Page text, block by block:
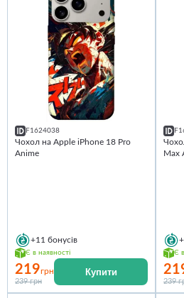
F1624038
Чохол на Apple iPhone 18 Pro
Anime
+11 бонусів
Є в наявності
219грн
239 грн
Купити
Max
Є
239